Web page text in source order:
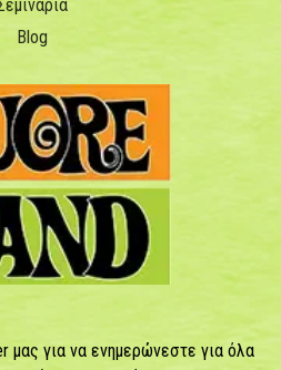
Blog
μας για να ενημερώνεστε για όλα